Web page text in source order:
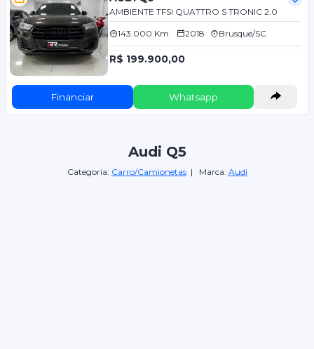
AMBIENTE TFSI QUATTRO S TRONIC 2.0
143.000 Km 2018 Brusque/SC
R$ 199.900,00
Financiar Whatsapp
Audi Q5
Categoria: Carro/Camionetas| Marca: Audi